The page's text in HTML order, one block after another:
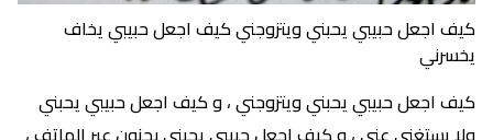
كيف اجعل حبيبي يحبني ويتزوجني كيف اجعل حبيبي يخاف
يخسرني
كيف اجعل حبيبي يحبني ويتزوجني ، و كيف اجعل حبيبي يحبني